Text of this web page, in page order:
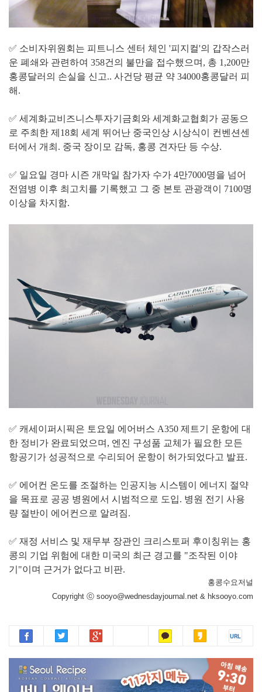
✅ 소비자위원회는 피트니스 센터 체인 '피지컬'의 갑작스러
운 폐쇄와 관련하여 358건의 불만을 접수했으며, 총 1,200만
홍콩달러의 손실을 신고.. 사건당 평균 약 34000홍콩달러 피
해.
✅ 세계화교비즈니스투자기금회와 세계화교협회가 공동으
로 주최한 제18회 세계 뛰어난 중국인상 시상식이 컨벤션센
터에서 개최. 중국 장이모 감독, 홍콩 견자단 등 수상.
✅ 일요일 경마 시즌 개막일 참가자 수가 4만7000명을 넘어
전염병 이후 최고치를 기록했고 그 중 본토 관광객이 7100명
이상을 차지함.
✅ 캐세이퍼시픽은 토요일 에어버스 A350 제트기 운항에 대
한 정비가 완료되었으며, 엔진 구성품 교체가 필요한 모든
항공기가 성공적으로 수리되어 운항이 허가되었다고 발표.
✅ 에어컨 온도를 조절하는 인공지능 시스템이 에너지 절약
을 목표로 공공 병원에서 시범적으로 도입. 병원 전기 사용
량 절반이 에어컨으로 알려짐.
✅ 재정 서비스 및 재무부 장관인 크리스토퍼 후이칭위는 홍
콩의 기업 위험에 대한 미국의 최근 경고를 "조작된 이야
기"이며 근거가 없다고 비판.
홍콩수요저널
Copyright ⓒ sooyo@wednesdayjournal.net & hksooyo.com